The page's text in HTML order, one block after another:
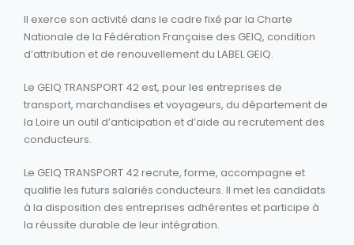
Il exerce son activité dans le cadre fixé par la Charte
Nationale de la Fédération Française des GEIQ, condition
d’attribution et de renouvellement du LABEL GEIQ.
Le GEIQ TRANSPORT 42 est, pour les entreprises de
transport, marchandises et voyageurs, du département de
la Loire un outil d’anticipation et d’aide au recrutement des
conducteurs.
Le GEIQ TRANSPORT 42 recrute, forme, accompagne et
qualifie les futurs salariés conducteurs. Il met les candidats
à la disposition des entreprises adhérentes et participe à
la réussite durable de leur intégration.